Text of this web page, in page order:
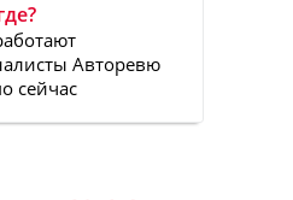
Авторевю
сейчас